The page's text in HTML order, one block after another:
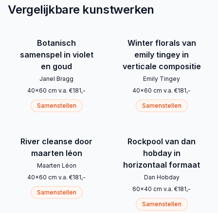
Vergelijkbare kunstwerken
Botanisch
samenspel in violet
en goud
Janel Bragg
40x60 cm v.a. €181,-
Samenstellen
Winter florals van
emily tingey in
verticale compositie
Emily Tingey
40x60 cm v.a. €181,-
Samenstellen
River cleanse door
maarten léon
Maarten Léon
40x60 cm v.a. €181,-
Samenstellen
Rockpool van dan
hobday in
horizontaal formaat
Dan Hobday
60x40 cm v.a. €181,-
Samenstellen